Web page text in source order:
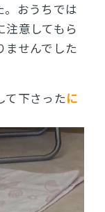
。おうちでは
注意してもら
ませんでした
て下さったに